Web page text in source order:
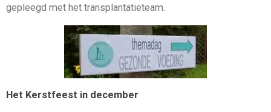
gepleegd met het transplantatieteam.
Het Kerstfeest in december